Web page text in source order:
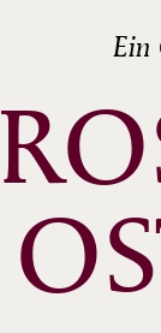
Ein